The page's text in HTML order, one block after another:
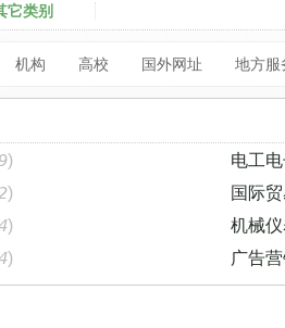
它类别
机构 高校 国外网址 地方服
电工
国际
机械
广告